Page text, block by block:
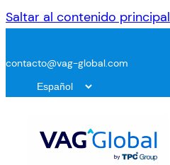
Saltar al contenido principal
contacto@vag-global.com